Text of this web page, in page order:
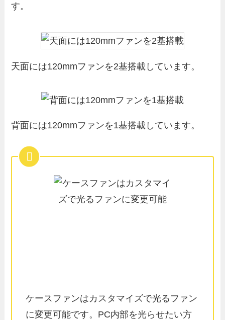
す。
天面には120mmファンを2基搭載しています。
背面には120mmファンを1基搭載しています。
ケースファンはカスタマイズで光るファン
に変更可能です。PC内部を光らせたい方